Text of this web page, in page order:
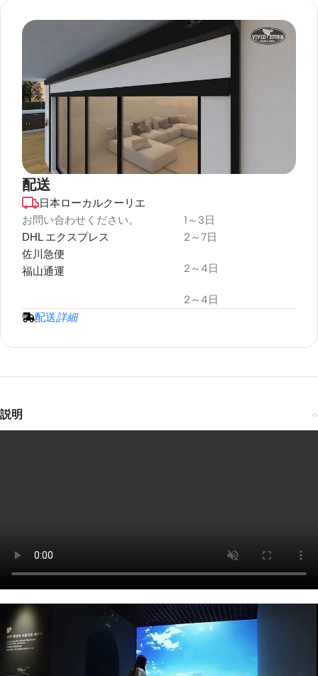
デュラプラス
耐候性
プロジェクタースクリーン
配送
日本ローカルクーリエ
お問い合わせください。 1～3日
DHL エクスプレス
佐川急便
福山通運
2～7日
2～4日
2～4日
配送詳細
説明